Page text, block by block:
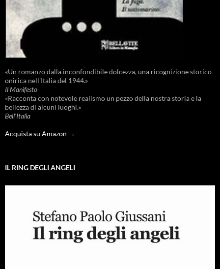
«Un romanzo dalla inconfondibile dolcezza, una ricognizione storico
onirica nell'Italia del 1944.»
Il Manifesto
«Racconta con notevole realismo un pezzo della nostra storia e la
bellezza di alcuni luoghi.»
Bell'Italia
Acquista su Amazon →
IL RING DEGLI ANGELI